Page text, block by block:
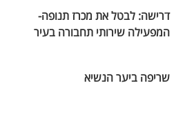
דרישה: לבטל את מכרז תנופה-
המפעילה שירותי תחבורה בעיר
שריפה ביער הנשיא